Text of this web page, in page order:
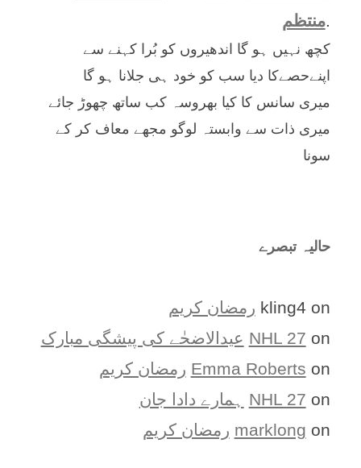
.منتظم
کچھ نہیں ہو گا اندھیروں کو بُرا کہنے سے
اپنےحصےکا دیا سب کو خود ہی جلانا ہو گا
میری سانس کا کیا بھروسہ کب ساتھ چھوڑ جائے
میری ذات سے وابستہ لوگو مجھے معاف کر کے
سونا
حالیہ تبصرے
kling4 on
رمضان کریم
NHL 27 on
عیدالاضحٰے کی پیشگی مبارک
Emma Roberts on
رمضان کریم
NHL 27 on
ہمارے دادا جان
marklong on رمضان کریم